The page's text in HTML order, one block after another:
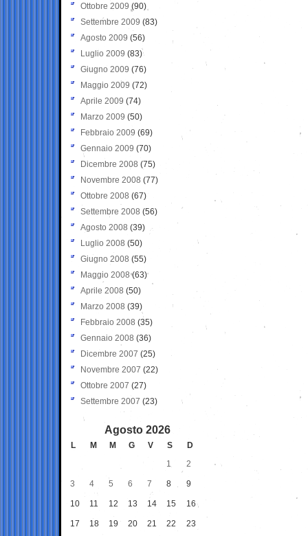
Ottobre 2009 (90)
Settembre 2009 (83)
Agosto 2009 (56)
Luglio 2009 (83)
Giugno 2009 (76)
Maggio 2009 (72)
Aprile 2009 (74)
Marzo 2009 (50)
Febbraio 2009 (69)
Gennaio 2009 (70)
Dicembre 2008 (75)
Novembre 2008 (77)
Ottobre 2008 (67)
Settembre 2008 (56)
Agosto 2008 (39)
Luglio 2008 (50)
Giugno 2008 (55)
Maggio 2008(63)
Aprile 2008 (50)
Marzo 2008 (39)
Febbraio 2008 (35)
Gennaio 2008 (36)
Dicembre 2007 (25)
Novembre 2007 (22)
Ottobre 2007 (27)
Settembre 2007 (23)
Agosto 2026
L M M G V S
D
1
2
3 4 5 6 7 8 9
10 11 12 13 14 15 16
17 18 19 20 21 22 23